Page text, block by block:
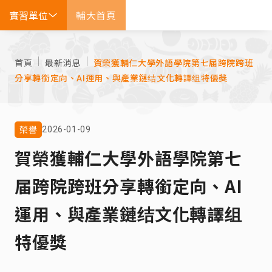
實習單位 輔大首頁
EN
首頁 最新消息
賀榮獲輔仁大學外語學院第七届跨院跨班
分享轉銜定向、AI運用、與產業鏈结文化轉譯组特優獎
榮譽 2026-01-09
賀榮獲輔仁大學外語學院第七
届跨院跨班分享轉銜定向、AI
運用、與產業鏈结文化轉譯组
特優獎